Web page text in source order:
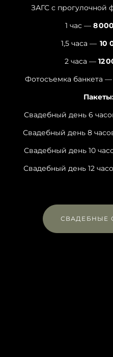
ЗАГС с прогулочной
1 час — 8
1,5 часа — 10
2 часа — 12
Фотосъемка банкета —
Свадебный день 6
Свадебный день 8
Свадебный день 10
Свадебный день 12
СВАДЕБНЫЕ